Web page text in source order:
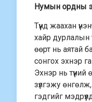
Нумын ордны
Түүнд жаахан
хайр дурлалын
өөрт нь аятай
сонгох эхнэр
Эхнэр нь
зүлгэжу
гэдгийг